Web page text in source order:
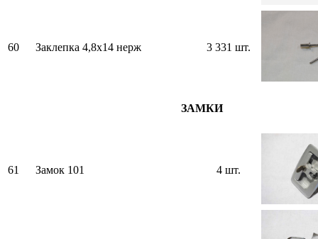
60 Заклепка 4,8х14 нерж 3 331 шт.
ЗАМКИ
61 Замок 101 4 шт.